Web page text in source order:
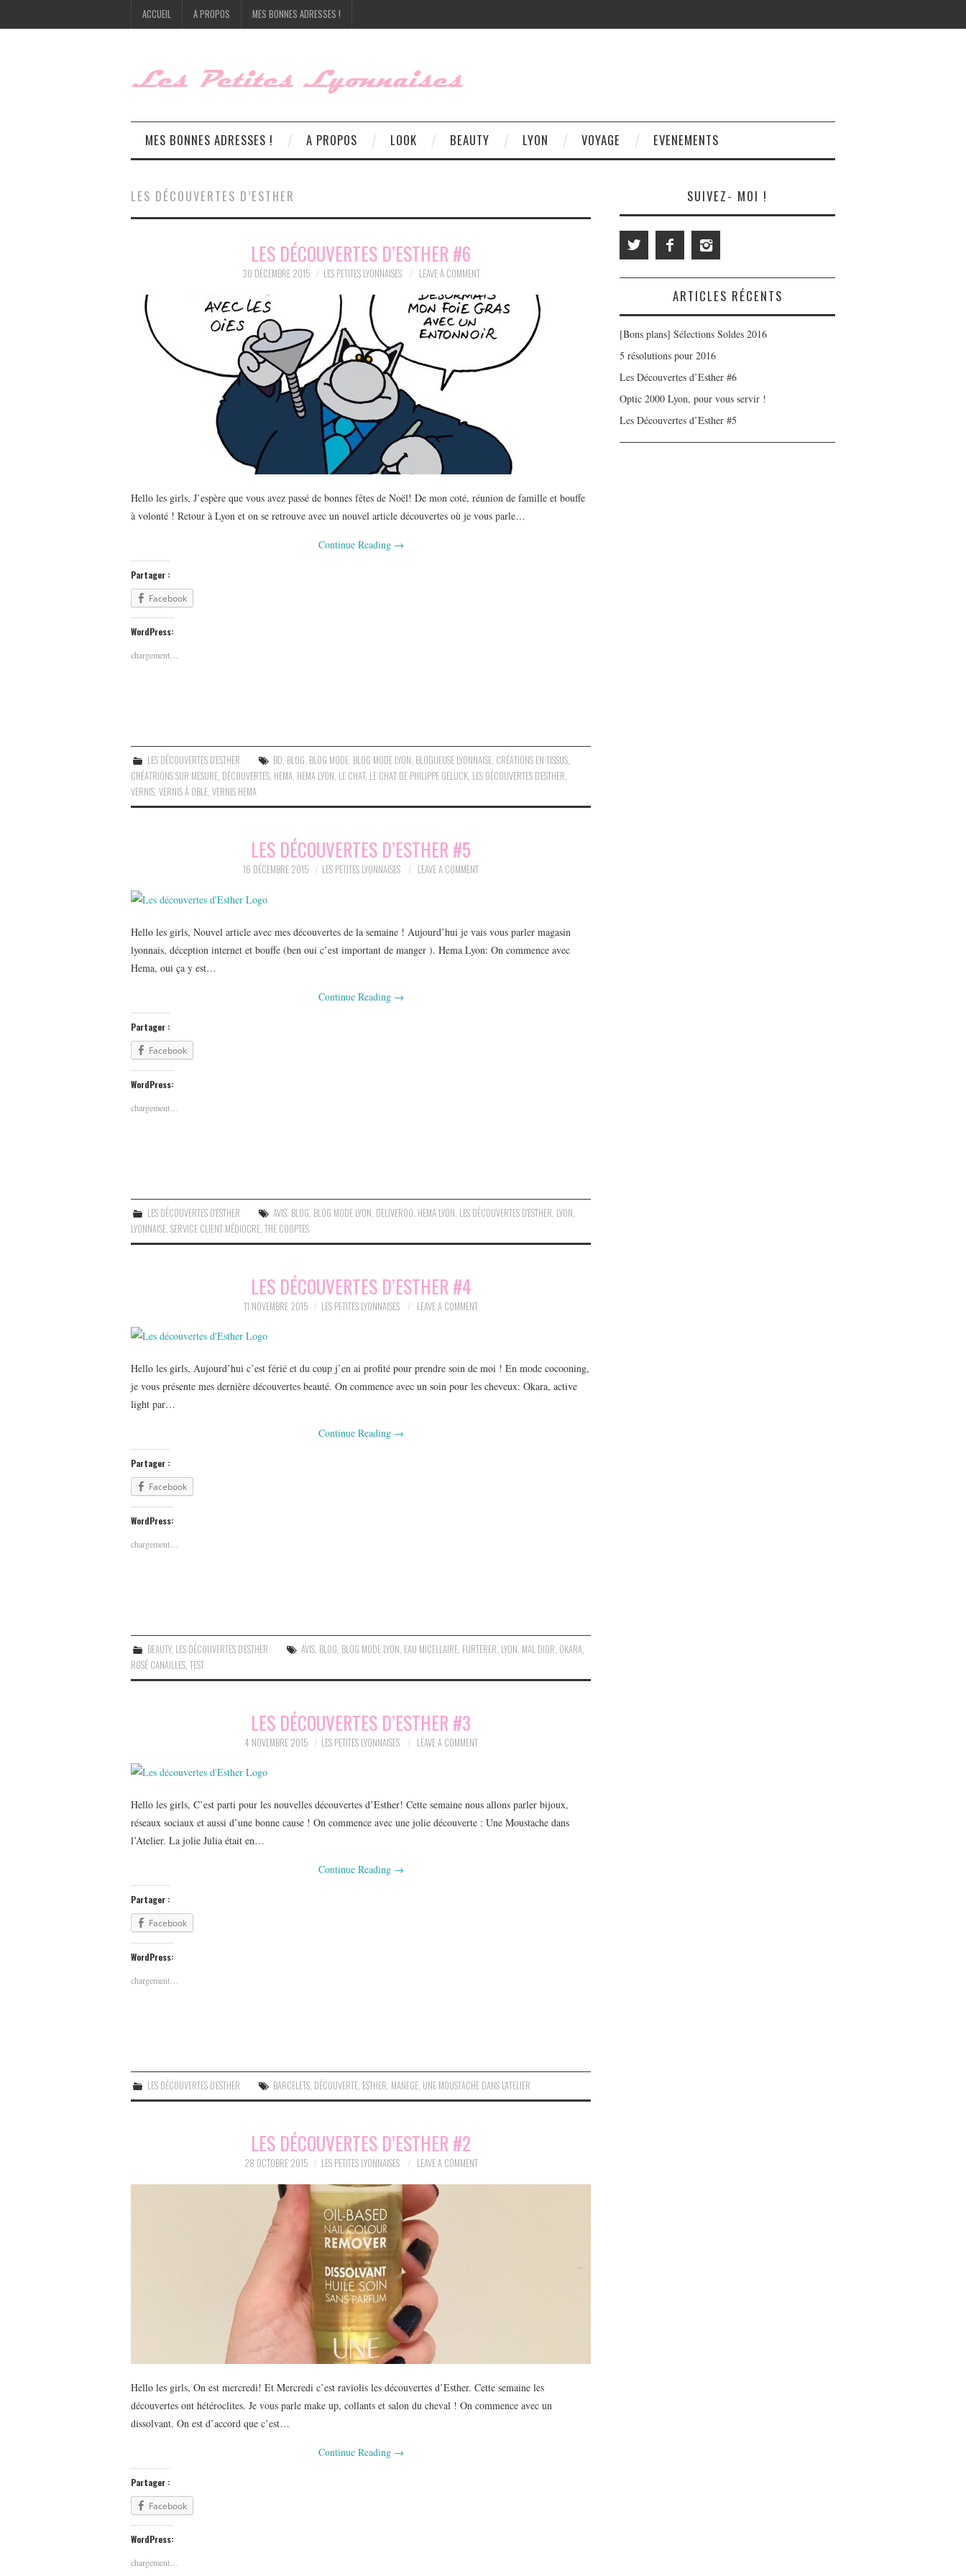
ACCUEIL A PROPOS MES BONNES ADRESSES !
MES BONNES ADRESSES ! A PROPOS LOOK BEAUTY LYON VOYAGE EVENEMENTS
LES DÉCOUVERTES D’ESTHER
LES DÉCOUVERTES D’ESTHER #6
30 DÉCEMBRE 2015 LES PETITES LYONNAISES LEAVE A COMMENT
Hello les girls, J’espère que vous avez passé de bonnes fêtes de Noël! De mon coté, réunion de famille et bouffe
à volonté ! Retour à Lyon et on se retrouve avec un nouvel article découvertes où je vous parle…
Continue Reading →
Partager :
Facebook
WordPress:
chargement…
LES DÉCOUVERTES D'ESTHER BD, BLOG, BLOG MODE, BLOG MODE LYON, BLOGUEUSE LYONNAISE, CRÉATIONS EN TISSUS,
CRÉATRIONS SUR MESURE, DÉCOUVERTES, HEMA, HEMA LYON, LE CHAT, LE CHAT DE PHILIPPE GELUCK, LES DÉCOUVERTES D'ESTHER,
VERNIS, VERNIS À OBLE, VERNIS HEMA
LES DÉCOUVERTES D’ESTHER #5
16 DÉCEMBRE 2015 LES PETITES LYONNAISES LEAVE A COMMENT
Hello les girls, Nouvel article avec mes découvertes de la semaine ! Aujourd’hui je vais vous parler magasin
lyonnais, déception internet et bouffe (ben oui c’est important de manger ). Hema Lyon: On commence avec
Hema, oui ça y est…
Continue Reading →
Partager :
Facebook
WordPress:
chargement…
LES DÉCOUVERTES D'ESTHER AVIS BLOG BLOG MODE LYON DELIVEROO HEMA LYON LES DÉCOUVERTES D'ESTHER LYON
LYONNAISE SERVICE CLIENT MÉDIOCRE THE COOPTES
LES DÉCOUVERTES D’ESTHER #4
11 NOVEMBRE 2015 LES PETITES LYONNAISES LEAVE A COMMENT
Hello les girls, Aujourd’hui c’est férié et du coup j’en ai profité pour prendre soin de moi ! En mode cocooning,
je vous présente mes dernière découvertes beauté. On commence avec un soin pour les cheveux: Okara, active
light par…
Continue Reading →
Partager :
Facebook
WordPress:
chargement…
BEAUTY, LES DÉCOUVERTES D'ESTHER AVIS, BLOG, BLOG MODE LYON, EAU MICELLAIRE, FURTERER, LYON, MAL DIOR, OKARA,
ROSÉ CANAILLES, TEST
LES DÉCOUVERTES D’ESTHER #3
4 NOVEMBRE 2015 LES PETITES LYONNAISES LEAVE A COMMENT
Hello les girls, C’est parti pour les nouvelles découvertes d’Esther! Cette semaine nous allons parler bijoux,
réseaux sociaux et aussi d’une bonne cause ! On commence avec une jolie découverte : Une Moustache dans
l’Atelier. La jolie Julia était en…
Continue Reading →
Partager :
Facebook
WordPress:
chargement…
LES DÉCOUVERTES D'ESTHER BARCELETS, DÉCOUVERTE, ESTHER, MANEGE, UNE MOUSTACHE DANS L'ATELIER
LES DÉCOUVERTES D’ESTHER #2
28 OCTOBRE 2015 LES PETITES LYONNAISES LEAVE A COMMENT
Hello les girls, On est mercredi! Et Mercredi c’est raviolis les découvertes d’Esther. Cette semaine les
découvertes ont hétéroclites. Je vous parle make up, collants et salon du cheval ! On commence avec un
dissolvant. On est d’accord que c’est…
Continue Reading →
Partager :
Facebook
WordPress:
chargement…
SUIVEZ- MOI !
ARTICLES RÉCENTS
[Bons plans] Sélections Soldes 2016
5 résolutions pour 2016
Les Découvertes d’Esther #6
Optic 2000 Lyon, pour vous servir !
Les Découvertes d’Esther #5